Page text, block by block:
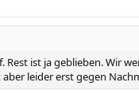
ist ja geblieben. Wir
leider erst gegen